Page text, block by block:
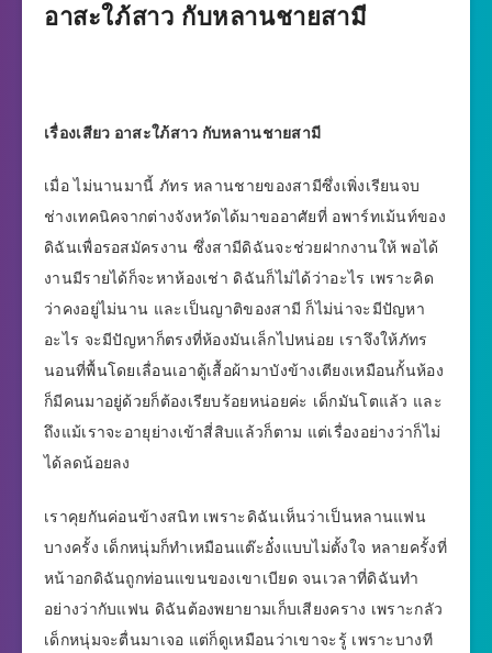
อาสะใภ้สาว กับหลานชายสามี
เรื่องเสียว อาสะใภ้สาว กับหลานชายสามี
เมื่อ ไม่นานมานี้ ภัทร หลานชายของสามีซึ่งเพิ่งเรียนจบ
ช่างเทคนิคจากต่างจังหวัดได้มาขออาศัยที่ อพาร์ทเม้นท์ของ
ดิฉันเพื่อรอสมัครงาน ซึ่งสามีดิฉันจะช่วยฝากงานให้ พอได้
งานมีรายได้ก็จะหาห้องเช่า ดิฉันก็ไม่ได้ว่าอะไร เพราะคิด
ว่าคงอยู่ไม่นาน และเป็นญาติของสามี ก็ไม่น่าจะมีปัญหา
อะไร จะมีปัญหาก็ตรงที่ห้องมันเล็กไปหน่อย เราจึงให้ภัทร
นอนที่พื้นโดยเลื่อนเอาตู้เสื้อผ้ามาบังข้างเตียงเหมือนกั้นห้อง
ก็มีคนมาอยู่ด้วยก็ต้องเรียบร้อยหน่อยค่ะ เด็กมันโตแล้ว และ
ถึงแม้เราจะอายุย่างเข้าสี่สิบแล้วก็ตาม แต่เรื่องอย่างว่าก็ไม่
ได้ลดน้อยลง
เราคุยกันค่อนข้างสนิท เพราะดิฉันเห็นว่าเป็นหลานแฟน
บางครั้ง เด็กหนุ่มก็ทำเหมือนแต๊ะอั๋งแบบไม่ตั้งใจ หลายครั้งที่
หน้าอกดิฉันถูกท่อนแขนของเขาเบียด จนเวลาที่ดิฉันทำ
อย่างว่ากับแฟน ดิฉันต้องพยายามเก็บเสียงคราง เพราะกลัว
เด็กหนุ่มจะตื่นมาเจอ แต่ก็ดูเหมือนว่าเขาจะรู้ เพราะบางที